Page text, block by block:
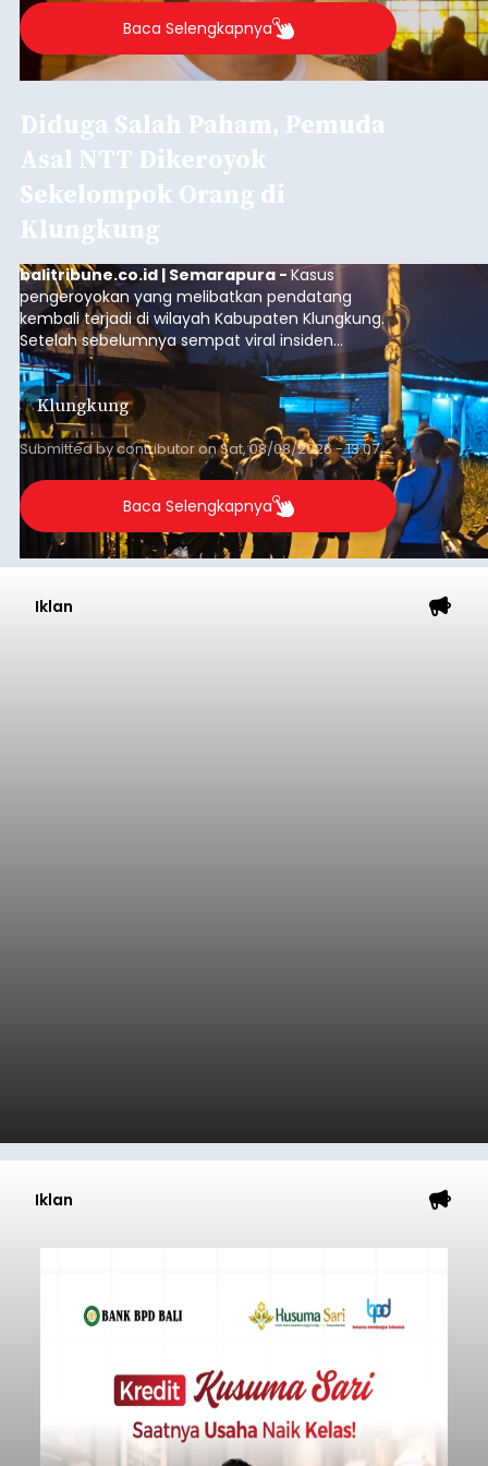
Baca Selengkapnya
Diduga Salah Paham, Pemuda
Asal NTT Dikeroyok
Sekelompok Orang di
Klungkung
balitribune.co.id | Semarapura -Kasus
pengeroyokan yang melibatkan pendatang
kembali terjadi di wilayah Kabupaten Klungkung.
Setelah sebelumnya sempat viral insiden
keributan di barat Pasar Galiran, peristiwa serupa
kini menimpa seorang pemuda asal Kabupaten
Sumba Barat Daya (SBD), Nusa Tenggara Timur
(NTT).
Klungkung
Submitted bycontributoronSat, 08/08/2026 - 13:07
Baca Selengkapnya
Iklan
Iklan